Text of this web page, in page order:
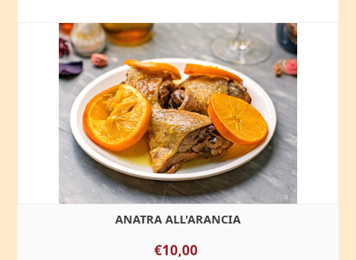
ANATRA ALL'ARANCIA
€10,00